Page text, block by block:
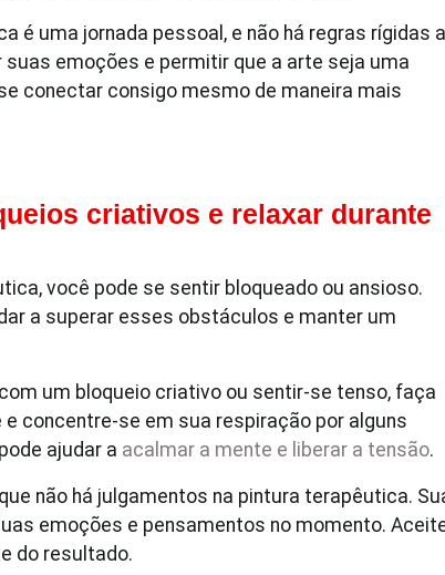
é uma jornada pessoal, e não há regras rígidas a
suas emoções e permitir que a arte seja uma
conectar consigo mesmo de maneira mais
criativos e relaxar durante
você pode se sentir bloqueado ou ansioso.
a superar esses obstáculos e manter um
um bloqueio criativo ou sentir-se tenso, faça
concentre-se em sua respiração por alguns
ajudar a acalmar a mente e liberar a tensão.
não há julgamentos na pintura terapêutica.
emoções e pensamentos no momento.
do resultado.